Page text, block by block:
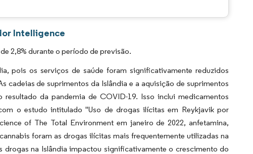
Intelligence
2,8% durante o período de previsão.
pois os serviços de saúde foram significativamente reduzidos
de suprimentos da Islândia e a aquisição de suprimentos
da pandemia de COVID-19. Isso inclui medicamentos
o estudo intitulado "Uso de drogas ilícitas em Reykjavik por
of The Total Environment em janeiro de 2022, anfetamina,
foram as drogas ilícitas mais frequentemente utilizadas na
na Islândia impactou significativamente o crescimento do